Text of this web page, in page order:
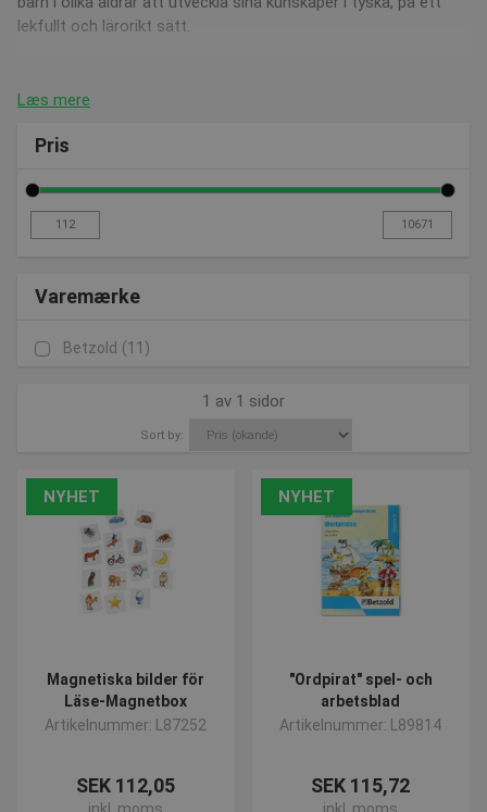
lekfullt och lärorikt sätt.
Læs mere
Pris
Varemærke
Betzold (11)
1 av 1 sidor
Sort by:
NYHET
Magnetiska bilder för
Läse-Magnetbox
Artikelnummer: L87252
SEK 112,05
inkl. moms
NYHET
"Ordpirat" spel- och
arbetsblad
Artikelnummer: L89814
SEK 115,72
inkl. moms